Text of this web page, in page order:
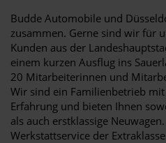
Budde Automobile und
zusammen. Gerne sind wir für
Kunden aus der
einem kurzen Ausflug ins
20 Mitarbeiterinnen und
Wir sind ein Familienbetrieb
Erfahrung und bieten Ihnen
als auch erstklassige
Werkstattservice der